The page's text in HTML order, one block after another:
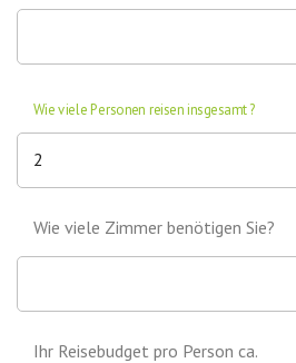
Wie viele Personen reisen insgesamt?
Wie viele Zimmer benötigen Sie?
Ihr Reisebudget pro Person ca.